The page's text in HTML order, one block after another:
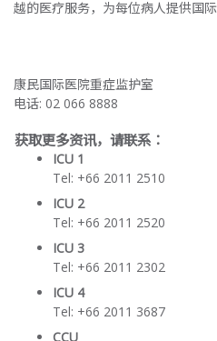
越的医疗服务，为每位病人提供国
康民国际医院重症监护室
电话: 02 066 8888
获取更多资讯，请联系：
ICU 1
Tel: +66 2011 2510
ICU 2
Tel: +66 2011 2520
ICU 3
Tel: +66 2011 2302
ICU 4
Tel: +66 2011 3687
CCU